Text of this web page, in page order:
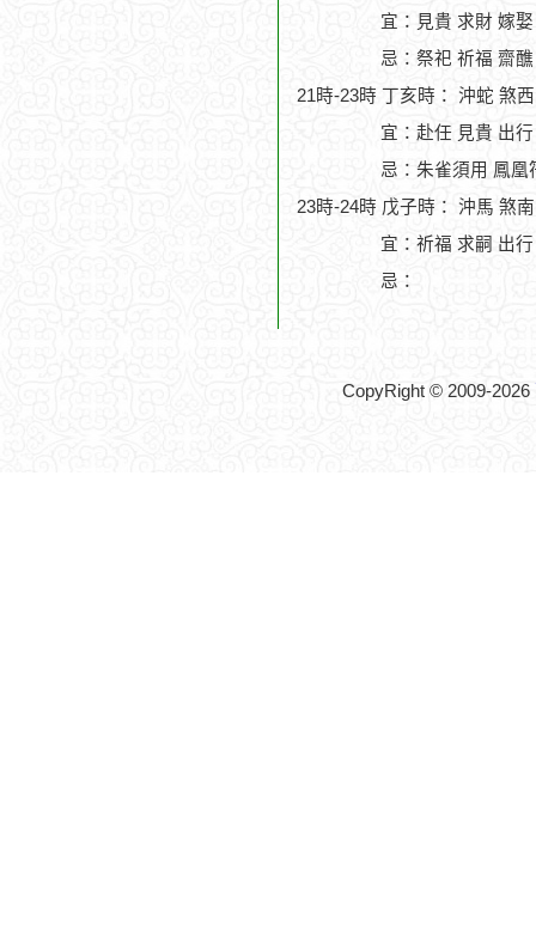
宜：見貴 求財 嫁
忌：祭祀 祈福 齋
21時-23時 丁亥時： 沖蛇 煞
宜：赴任 見貴 出
忌：朱雀須用 鳳凰
23時-24時 戊子時： 沖馬 煞
宜：祈福 求嗣 出
忌：
CopyRight © 2009-2026